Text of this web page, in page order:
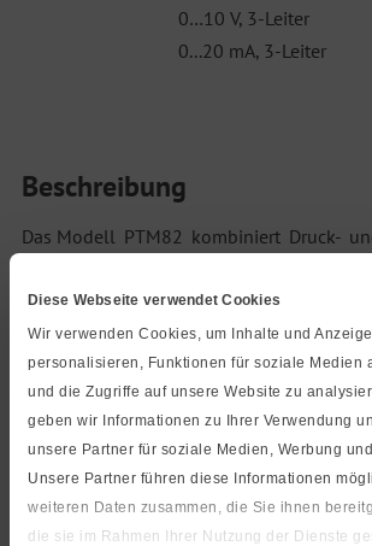
Diese Webseite verwendet Cookies
Wir verwenden Cookies, um Inhalte und
personalisieren, Funktionen für soziale Medien
und die Zugriffe auf unsere Website zu
geben wir Informationen zu Ihrer Verwendung
unsere Partner für soziale Medien, Werbung
Unsere Partner führen diese Informationen
weiteren Daten zusammen, die Sie ihnen
die sie im Rahmen Ihrer Nutzung der Dienste
0…10 V, 3-Leiter
0...20 mA, 3-Leiter
Beschreibung
Das Modell PTM82 kombiniert Druck-
Kontaktmanometer lässt sich so auch aus
Entfernung noch gut ablesen und
schnelle Aussage über Ihre
Analogausgang und zwei
Anwendungsbereich. Das kapazitive
Kombination mit einer Keramikmembran
widerstandsfähig gegen aggressive und
Der Prozessanschluss ist aus